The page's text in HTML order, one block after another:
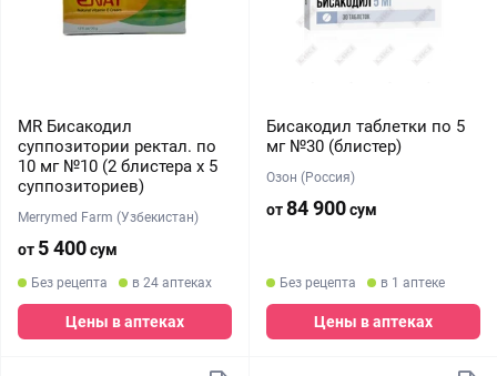
MR Бисакодил
суппозитории ректал. по
10 мг №10 (2 блистера х 5
суппозиториев)
Merrymed Farm (Узбекистан)
от 5 400сум
Без рецепта в 24 аптеках
Цены в аптеках
Бисакодил таблетки по 5
мг №30 (блистер)
Озон (Россия)
от84 900сум
Без рецепта в 1 аптеке
Цены в аптеках